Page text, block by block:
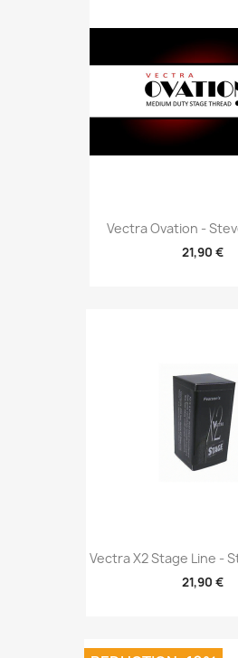
Vectra Ovation -
21,90 €
Vectra X2 Stage Line -
21,90 €